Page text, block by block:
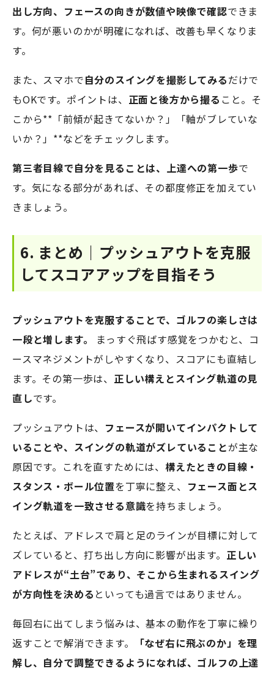
出し方向、フェースの向きが数値や映像で確認できま
す。何が悪いのかが明確になれば、改善も早くなりま
す。
また、スマホで自分のスイングを撮影してみるだけで
もOKです。ポイントは、 正面と後方から撮る こと。そ
こから**「前傾が起きてないか？」「軸がブレていな
いか？」**などをチェックします。
第三者目線で自分を見ることは、上達への第一歩で
す。気になる部分があれば、その都度修正を加えてい
きましょう。
6. まとめ｜プッシュアウトを克服
してスコアアップを目指そう
プッシュアウトを克服することで、ゴルフの楽しさは
一段と増します。
まっすぐ飛ばす感覚をつかむと、コ
ースマネジメントがしやすくなり、スコアにも直結し
ます。その第一歩は、 正しい構えとスイング軌道の見
直しです。
プッシュアウトは、 フェースが開いてインパクトして
いることや、スイングの軌道がズレていることが主な
原因です。これを直すためには、 構えたときの目線・
スタンス・ボール位置を丁寧に整え、 フェース面とス
イング軌道を一致させる意識を持ちましょう。
たとえば、アドレスで肩と足のラインが目標に対して
ズレていると、打ち出し方向に影響が出ます。 正しい
アドレスが“土台”であり、そこから生まれるスイング
が方向性を決める といっても過言ではありません。
毎回右に出てしまう悩みは、基本の動作を丁寧に繰り
返すことで解消できます。
「なぜ右に飛ぶのか」を理
解し、自分で調整できるようになれば、ゴルフの上達